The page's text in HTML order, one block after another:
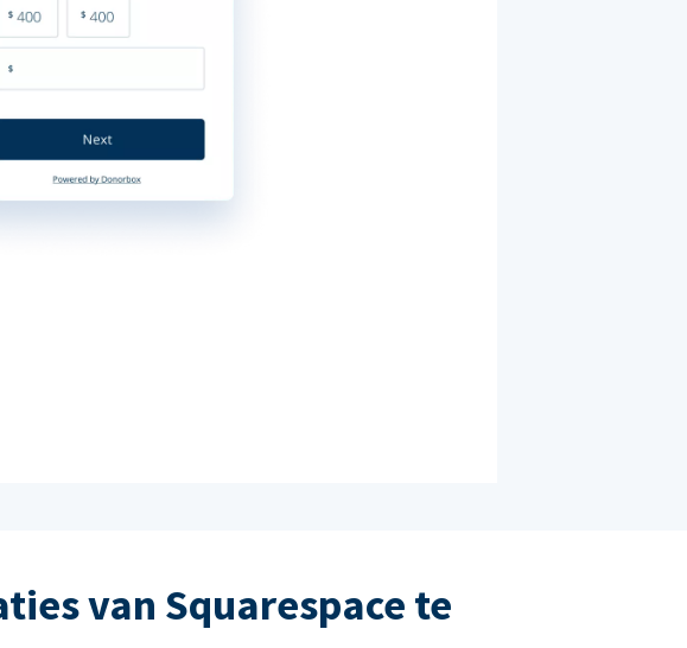
van Squarespace te